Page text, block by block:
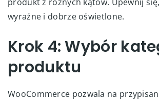
wyraźne i dobrze oświetlone.
Krok 4: Wybór
produktu
WooCommerce pozwala na